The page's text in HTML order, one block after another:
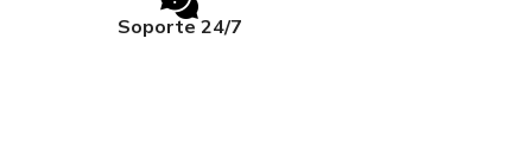
Soporte 24/7